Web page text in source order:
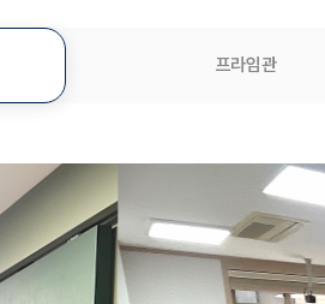
프라임관